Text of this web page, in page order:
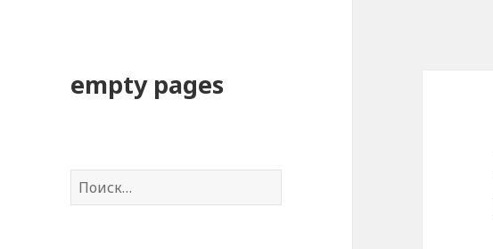
empty pages
Н
а